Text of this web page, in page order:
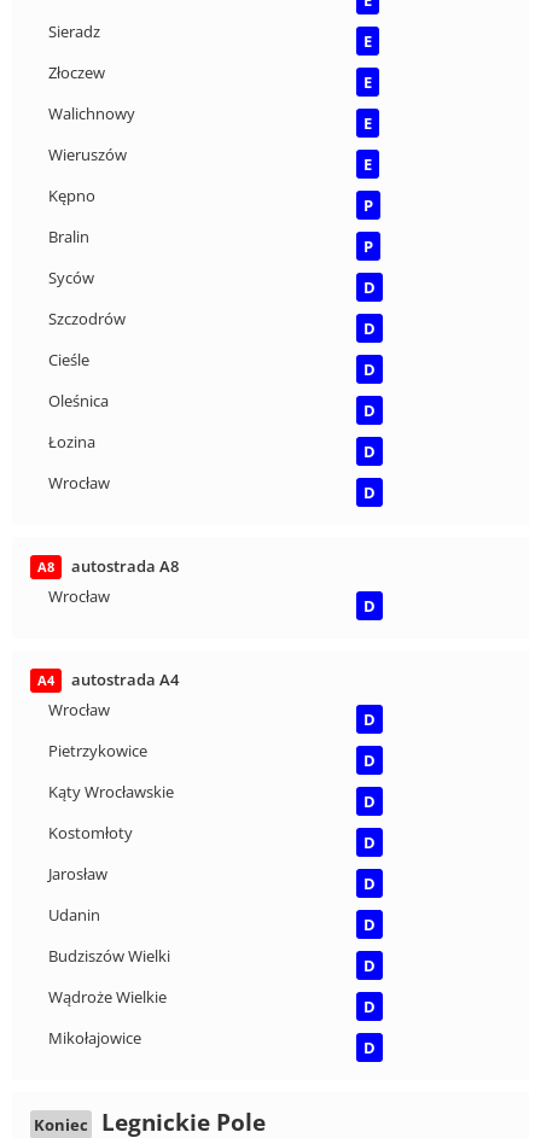
Sieradz
E
Złoczew
E
Walichnowy
E
Wieruszów
E
Kępno
P
Bralin
P
Syców
D
Szczodrów
D
Cieśle
D
Oleśnica
D
Łozina
D
Wrocław
D
A8
autostrada A8
Wrocław
D
A4
autostrada A4
Wrocław
D
Pietrzykowice
D
Kąty Wrocławskie
D
Kostomłoty
D
Jarosław
D
Udanin
D
Budziszów Wielki
D
Wądroże Wielkie
D
Mikołajowice
D
Koniec Legnickie Pole